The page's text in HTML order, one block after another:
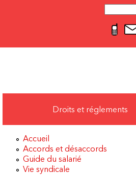
Droits et réglements
Accueil
Accords et désaccords
Guide du salarié
Vie syndicale